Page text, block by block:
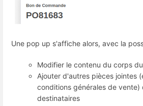
Une pop up s'affiche alors, avec la
Modifier le contenu du corps
Ajouter d'autres pièces jointes
conditions générales de vente)
destinataires